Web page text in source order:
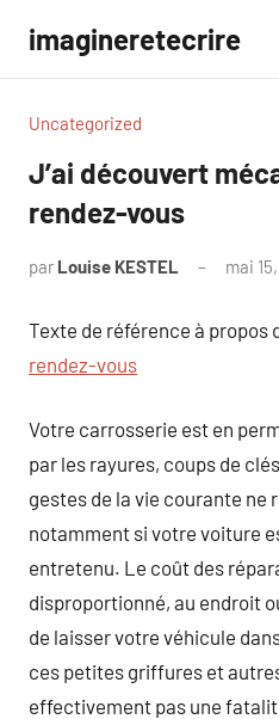
contenu
imagineretecrire
Uncategorized
J’ai découvert
rendez-vous
par Louise KESTEL mai
Texte de référence à propos
rendez-vous
Votre carrosserie est en
par les rayures, coups de
gestes de la vie courante ne
notamment si votre voiture
entretenu. Le coût des
disproportionné, au endroit
de laisser votre véhicule
ces petites griffures et
effectivement pas une